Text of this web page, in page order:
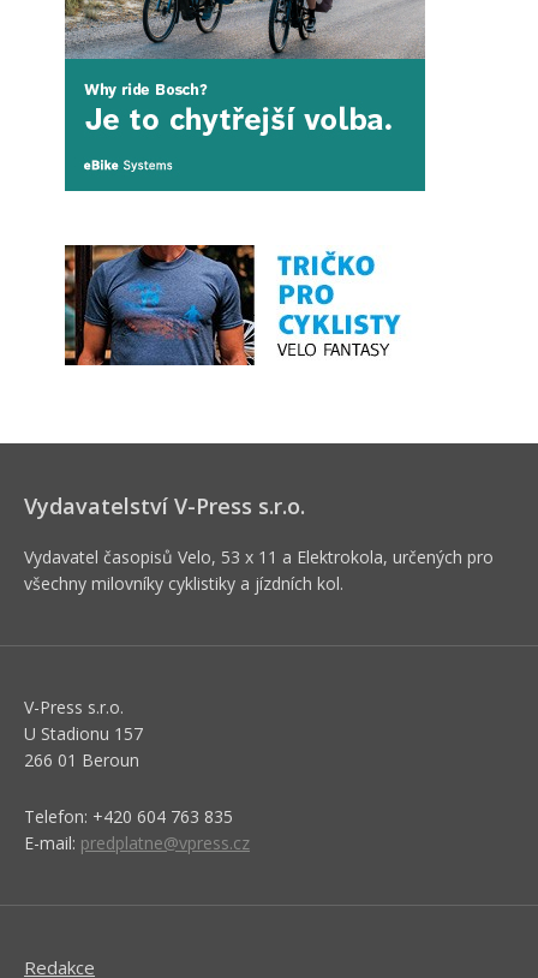
Vydavatelství V-Press s.r.o.
Vydavatel časopisů Velo, 53 x 11 a Elektrokola, určených pro
všechny milovníky cyklistiky a jízdních kol.
V-Press s.r.o.
U Stadionu 157
266 01 Beroun
Telefon: +420 604 763 835
E-mail: predplatne@vpress.cz
Redakce